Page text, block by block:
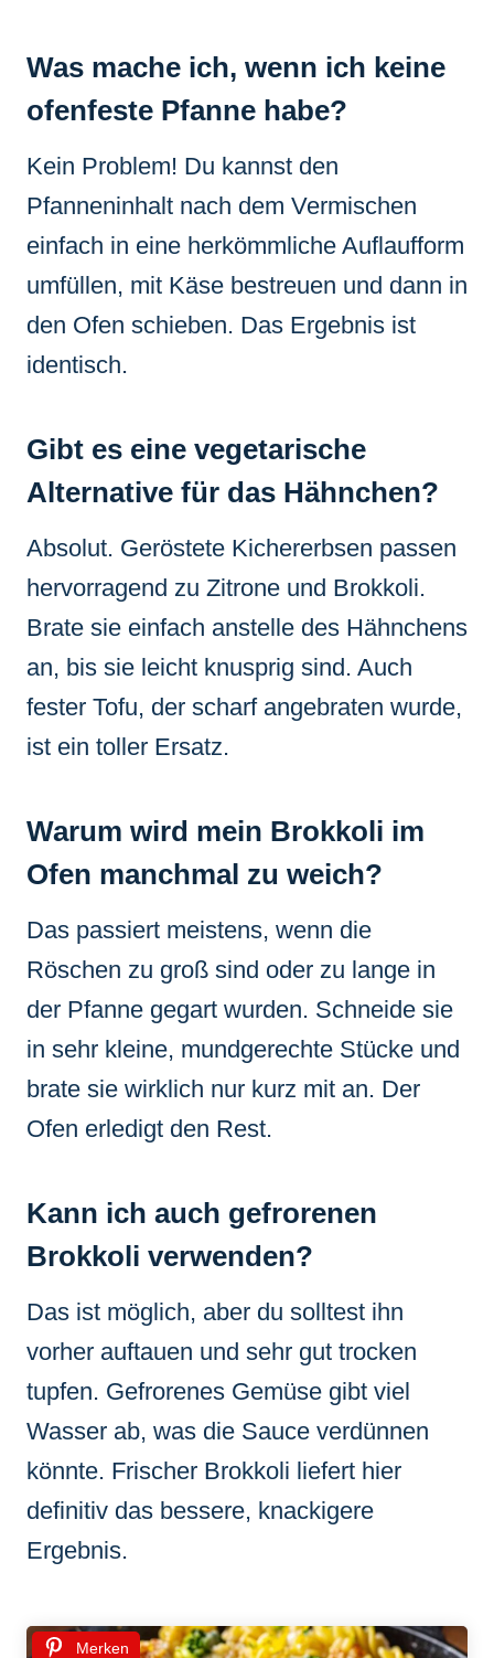
Was mache ich, wenn ich keine
ofenfeste Pfanne habe?
Kein Problem! Du kannst den
Pfanneninhalt nach dem Vermischen
einfach in eine herkömmliche Auflaufform
umfüllen, mit Käse bestreuen und dann in
den Ofen schieben. Das Ergebnis ist
identisch.
Gibt es eine vegetarische
Alternative für das Hähnchen?
Absolut. Geröstete Kichererbsen passen
hervorragend zu Zitrone und Brokkoli.
Brate sie einfach anstelle des Hähnchens
an, bis sie leicht knusprig sind. Auch
fester Tofu, der scharf angebraten wurde,
ist ein toller Ersatz.
Warum wird mein Brokkoli im
Ofen manchmal zu weich?
Das passiert meistens, wenn die
Röschen zu groß sind oder zu lange in
der Pfanne gegart wurden. Schneide sie
in sehr kleine, mundgerechte Stücke und
brate sie wirklich nur kurz mit an. Der
Ofen erledigt den Rest.
Kann ich auch gefrorenen
Brokkoli verwenden?
Das ist möglich, aber du solltest ihn
vorher auftauen und sehr gut trocken
tupfen. Gefrorenes Gemüse gibt viel
Wasser ab, was die Sauce verdünnen
könnte. Frischer Brokkoli liefert hier
definitiv das bessere, knackigere
Ergebnis.
Merken